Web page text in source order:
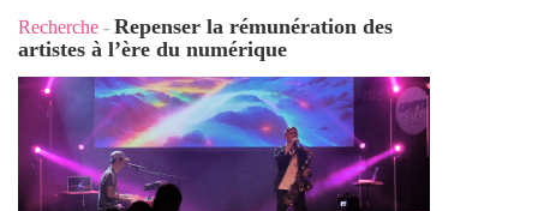
Recherche - Repenser la rémunération des
artistes à l’ère du numérique